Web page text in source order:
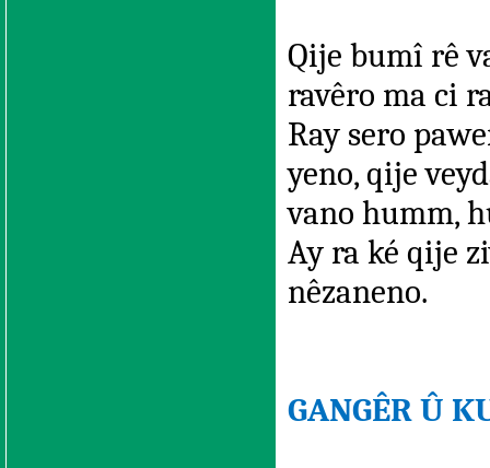
Qije bumî rê
ravêro ma ci
Ray sero
yeno, qije
vano humm,
Ay ra ké qije
nêzaneno.
GANGÊR Û